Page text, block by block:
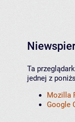
Ta
jednej z
Mozilla
Google